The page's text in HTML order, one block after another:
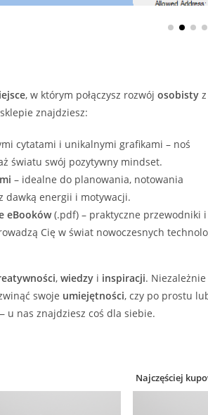
, w którym połączysz rozwój osobistyz
znajdziesz:
cytatami i unikalnymi grafikami – noś
światu swój pozytywny mindset.
– idealne do planowania, notowania
dawką energii i motywacji.
eBooków(.pdf) – praktyczne przewodniki i
Cię w świat nowoczesnych
, wiedzyi inspiracji. Niezależnie
swoje umiejętności, czy po prostu
u nas znajdziesz coś dla siebie.
Najczęściej